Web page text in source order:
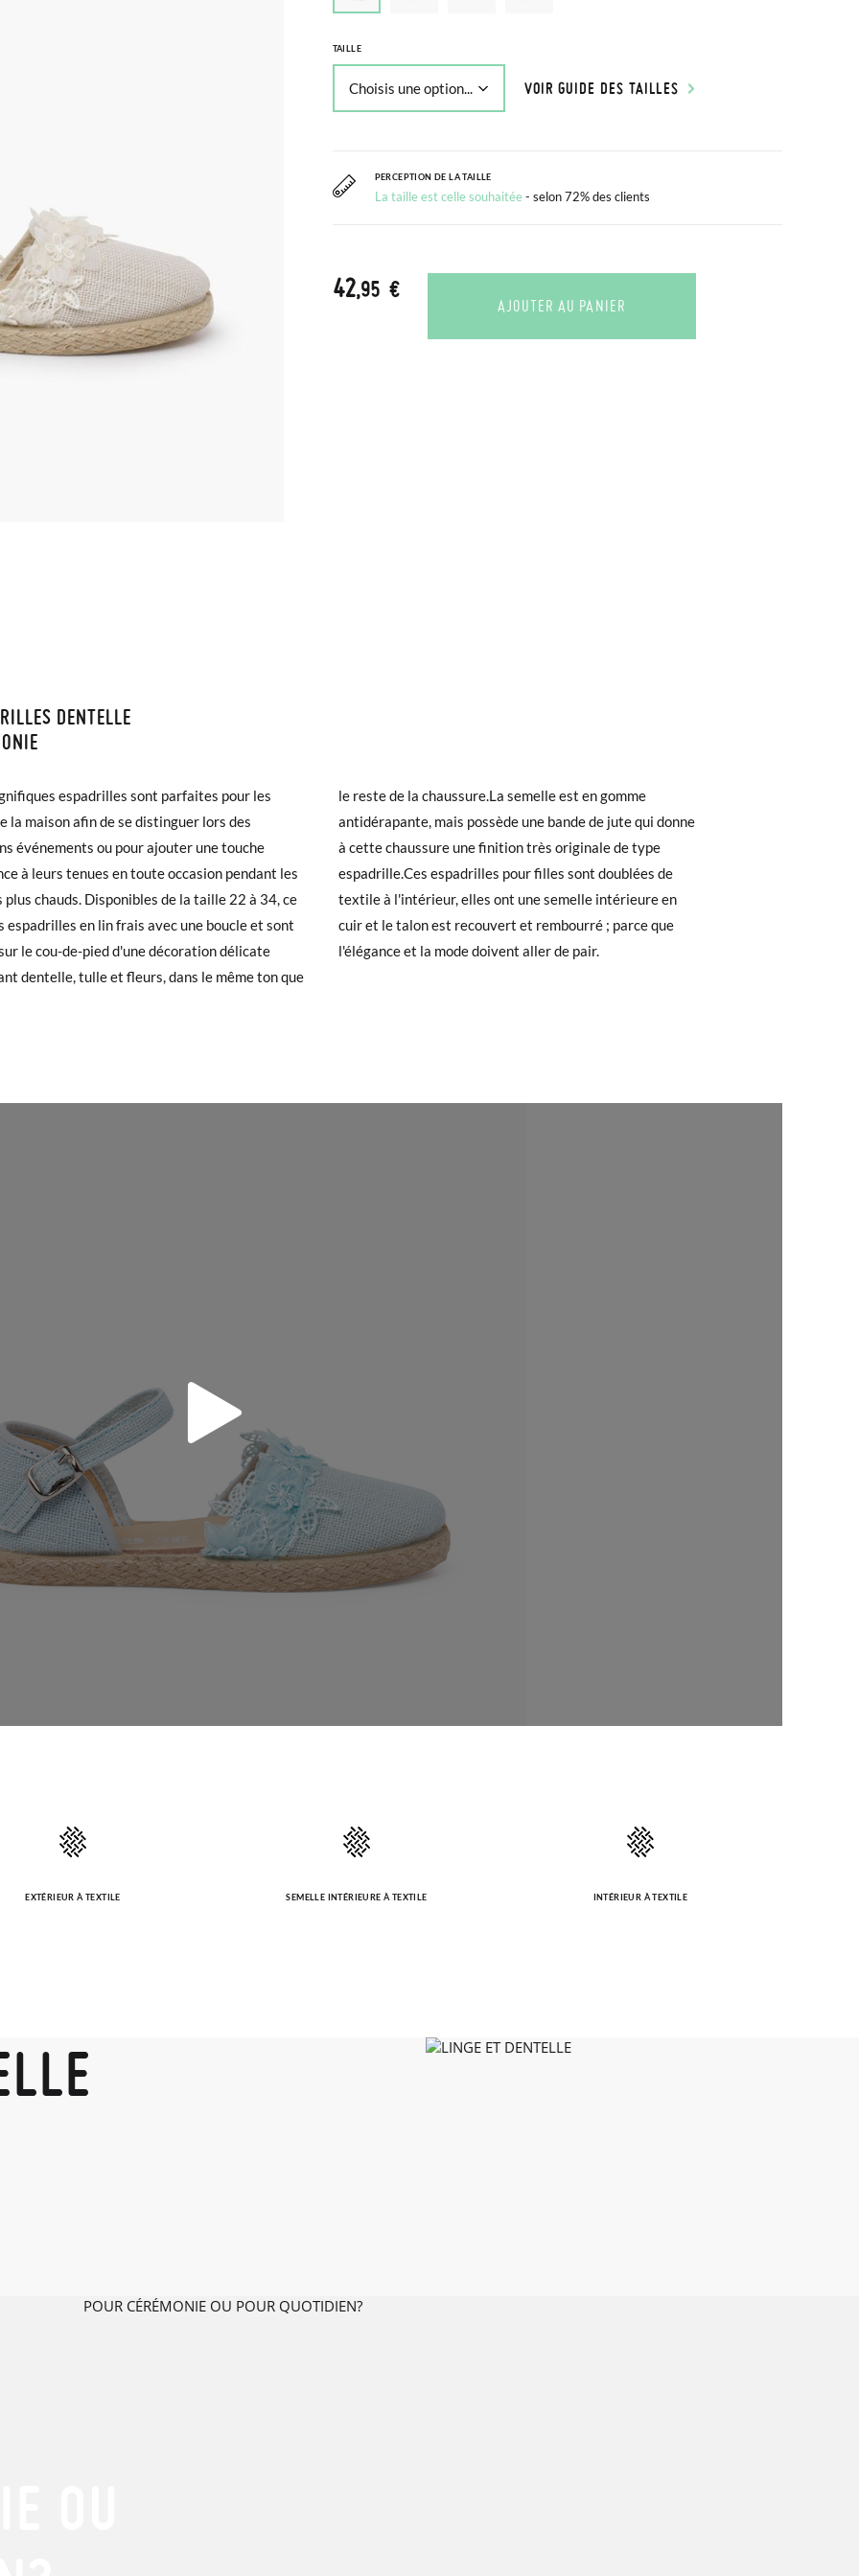
TAILLE
VOIR GUIDE DES TAILLES
PERCEPTION DE LA TAILLE
La taille est celle souhaitée - selon 72% des clients
42,95 €
AJOUTER AU PANIER
DENTELLE
espadrilles sont parfaites pour les
la maison afin de se distinguer lors des
événements ou pour ajouter une touche
à leurs tenues en toute occasion pendant les
plus chauds. Disponibles de la taille 22 à 34, ce
espadrilles en lin frais avec une boucle et sont
le cou-de-pied d'une décoration délicate
dentelle, tulle et fleurs, dans le même ton que
la chaussure.La semelle est en gomme
mais possède une bande de jute qui donne
une finition très originale de type
espadrilles pour filles sont doublées de
l'intérieur, elles ont une semelle intérieure en
talon est recouvert et rembourré ; parce que
l'élégance et la mode doivent aller de pair.
ET RETOURS
prendra de 4 à 5 jours ouvrables pour arriver par coursier. Veuillez noter que la commande doit être passée
sinon elle sera expédiée le lendemain.
arrivent et ne correspondent pas tout à fait à ce que vous recherchiez, vous pouvez facilement
un retour gratuit.
un compte, connectez-vous simplement pour lancer la procédure. Si vous avez passé commande en tant
veuillez vous rendre sur notre pageRetourset saisir votre numéro de commande ainsi que l'adresse e-mail
30 31
13,8 14,5 15,2 15,9 16,6 17,3 18,0 18,6 19,2 19,8 20,3 21,1 21,8
EXTÉRIEUR À TEXTILE SEMELLE INTÉRIEURE À TEXTILE INTÉRIEUR À TEXTILE